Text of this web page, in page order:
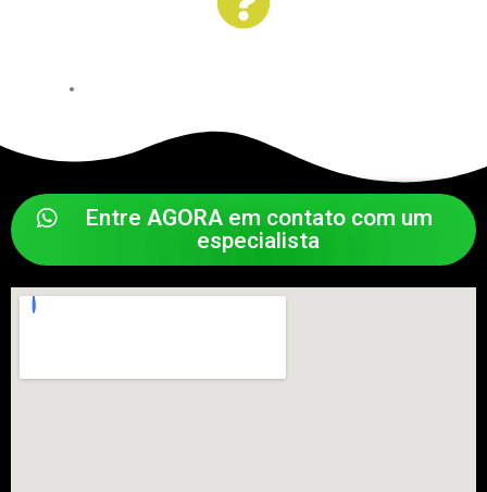
Entre AGORAem contato com um
especialista